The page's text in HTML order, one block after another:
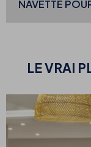
NAVETTE
LE VRAI